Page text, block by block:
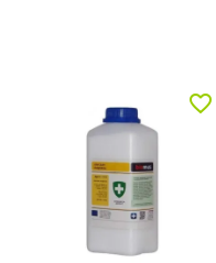
favorite_border